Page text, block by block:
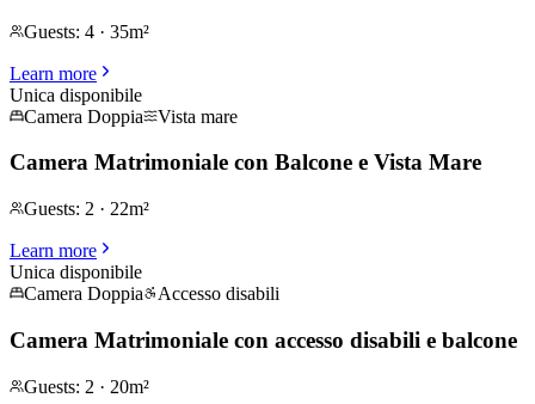
Guests: 4 · 35m²
Learn more
Unica disponibile
Camera Doppia
Vista mare
Camera Matrimoniale con Balcone e Vista Mare
Guests: 2 · 22m²
Learn more
Unica disponibile
Camera Doppia
Accesso disabili
Camera Matrimoniale con accesso disabili e balcone
Guests: 2 · 20m²